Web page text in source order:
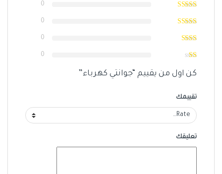
0
0
0
0
كن اول من يقييم “جوانتي كهرباء”
تقييمك
تعليقك